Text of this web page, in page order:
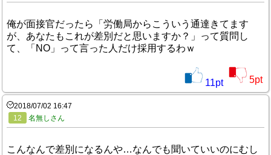
俺が面接官だったら「労働局からこういう通達きてます
が、あなたもこれが差別だと思いますか？」って質問し
て、「NO」って言った人だけ採用するわｗ
11pt 5pt
2018/07/02 16:47
12
名無しさん
こんなんで差別になるんや…なんでも聞いていいのにむし